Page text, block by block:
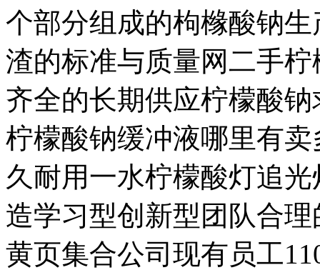
个部分组成的枸橼酸钠
渣的标准与质量网二手
齐全的长期供应柠檬酸
柠檬酸钠缓冲液哪里有
久耐用一水柠檬酸灯追
造学习型创新型团队合
黄页集合公司现有员工